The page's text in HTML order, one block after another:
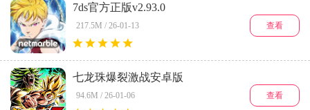
7ds官方正版v2.93.0
217.5M / 26-01-13 查看
七龙珠爆裂激战安卓版
(Dokkan)v5.32.0
94.6M / 26-01-06 查看